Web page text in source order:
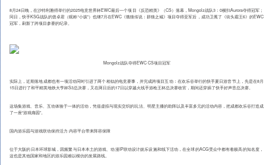
8月24日晚，在沙特利雅得举行的2025电竞世界杯EWC最后一个项目《反恐精英》（CS）落幕，Mongolz战队3：0横扫Aurora夺得冠军；
同日，快手KSG战队的曾卓君（昵称“小孩”）也继7月在EWC《饿狼传说：群狼之城》项目夺得亚军后，成功卫冕了《街头霸王6》的EWC
冠军，刷新了跨项目参赛的纪录。
Mongolz战队夺得EWC CS项目冠军
实际上，近期落地成都也有一项活动同时引进了两个相似的电竞赛事，并完成跨项目互动：在欢乐谷举行的快手夏日游音节上，先是在8月
15日进行了和平精英地铁大亨杯S3总决赛，又在两日后的17日以穿越火线手游枪王杯总决赛收官，期间还穿插了快手好声音总决赛。
这场集游戏、音乐、互动体验于一体的活动，凭借虚拟与现实交织的玩法、明星主播的助阵以及丰富多元的活动内容，把成都欢乐谷打造成
了一座“游戏痛园”。
国内游乐园与游戏联动保持活力 内容平台带来阵容保障
位于大阪的日本环球影城，因频繁与日本本土的游戏、动漫IP联动设计娱乐设施和线下活动，在全球的ACG受众中都有着极高的知名度，
这也是其他国家和地区的游乐园难以模仿的发展路线。